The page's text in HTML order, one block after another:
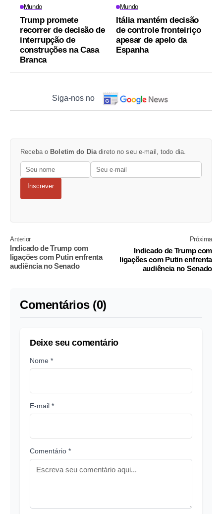
Mundo
Trump promete
recorrer de decisão de
interrupção de
construções na Casa
Branca
Mundo
Itália mantém decisão
de controle fronteiriço
apesar de apelo da
Espanha
Siga-nos no
Receba o Boletim do Diadireto no seu e-mail, todo dia.
Inscrever
Anterior
Indicado de Trump com
ligações com Putin enfrenta
audiência no Senado
Próxima
Indicado de Trump com
ligações com Putin enfrenta
audiência no Senado
Comentários (0)
Deixe seu comentário
Nome *
E-mail *
Comentário *